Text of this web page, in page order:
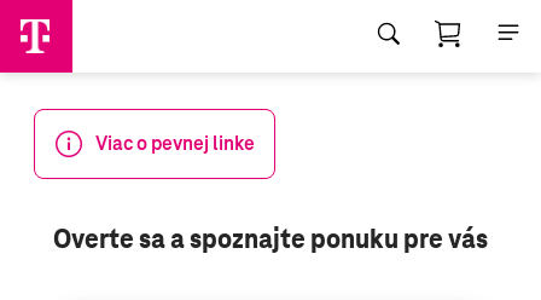
Viac o pevnej linke
Overte sa a spoznajte ponuku pre vás